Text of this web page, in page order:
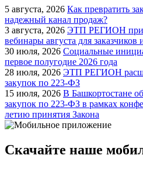
5 августа, 2026 Как превратить
надежный канал продаж?
3 августа, 2026 ЭТП РЕГИОН
вебинары августа для заказчиков
30 июля, 2026 Социальные
первое полугодие 2026 года
28 июля, 2026 ЭТП РЕГИОН
закупок по 223-ФЗ
15 июля, 2026 В Башкортостане
закупок по 223-ФЗ в рамках
летию принятия Закона
Скачайте наше